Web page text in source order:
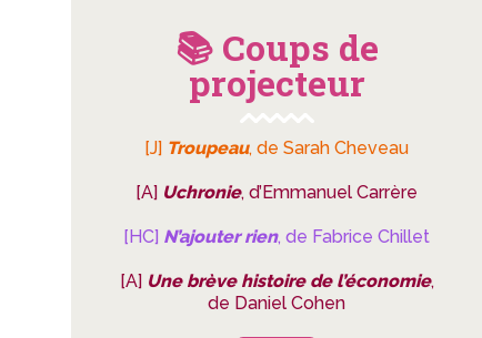
📚 Coups de
projecteur
[J] Troupeau, de Sarah Cheveau
[A] Uchronie, d’Emmanuel Carrère
[HC] N’ajouter rien, de Fabrice Chillet
[A] Une brève histoire de l’économie,
de Daniel Cohen